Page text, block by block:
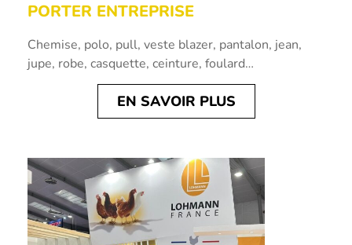
PORTER ENTREPRISE
Chemise, polo, pull, veste blazer, pantalon, jean,
jupe, robe, casquette, ceinture, foulard…
EN SAVOIR PLUS